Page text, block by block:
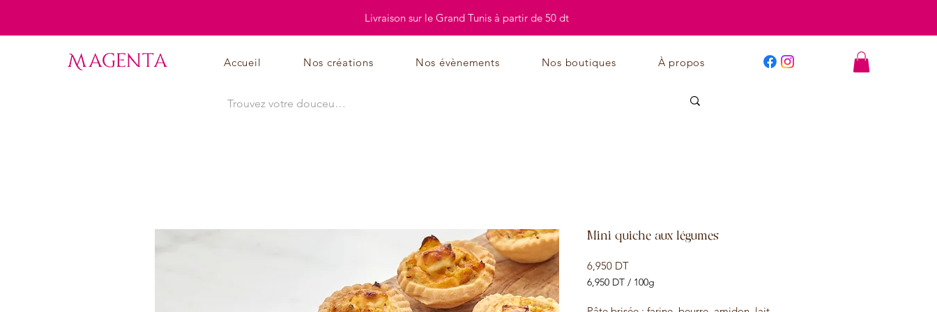
Livraison sur le Grand Tunis à partir de 50 dt
Accueil Nos créations Nos évènements Nos boutiques À propos
Mini quiche aux légumes
6,950 DTPrix
6,950 DT / 100g
pour